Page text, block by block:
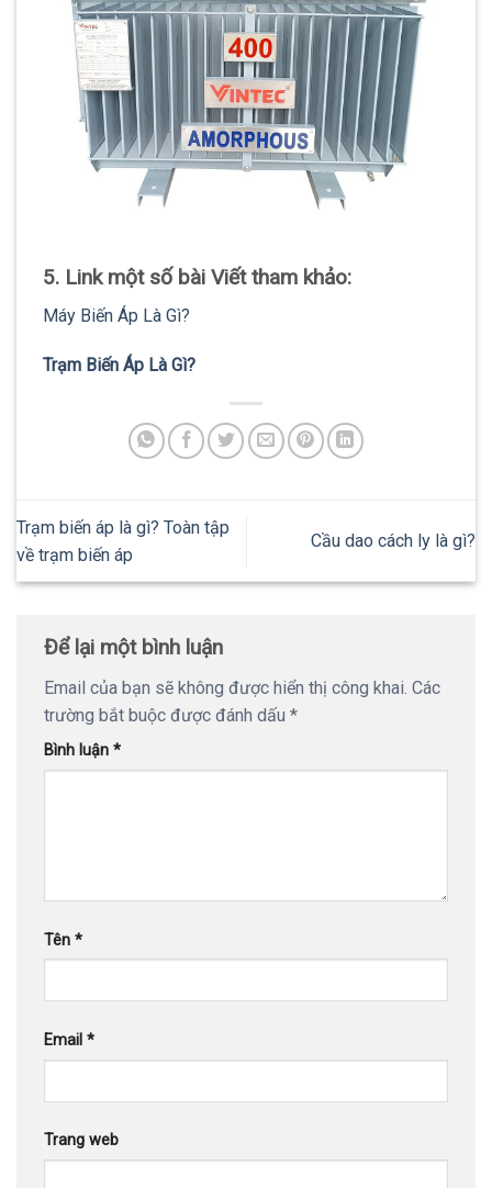
5. Link một số bài Viết tham khảo:
Máy Biến Áp Là Gì?
Trạm Biến Áp Là Gì?
Trạm biến áp là gì? Toàn tập
về trạm biến áp
Cầu dao cách ly là gì?
Để lại một bình luận
Email của bạn sẽ không được hiển thị công khai. Các
trường bắt buộc được đánh dấu *
Bình luận *
Tên *
Email *
Trang web